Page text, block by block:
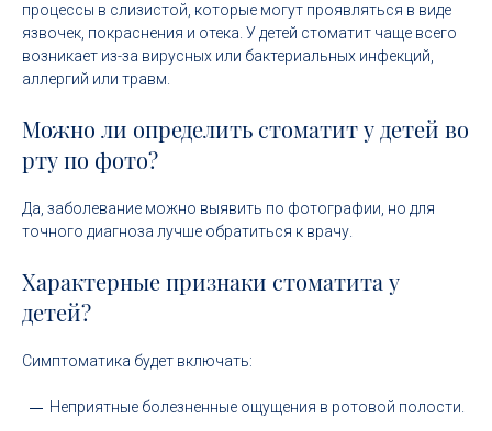
процессы в слизистой, которые могут проявляться в виде
язвочек, покраснения и отека. У детей стоматит чаще всего
возникает из-за вирусных или бактериальных инфекций,
аллергий или травм.
Можно ли определить стоматит у детей во
рту по фото?
Да, заболевание можно выявить по фотографии, но для
точного диагноза лучше обратиться к врачу.
Характерные признаки стоматита у
детей?
Симптоматика будет включать:
Неприятные болезненные ощущения в ротовой полости.